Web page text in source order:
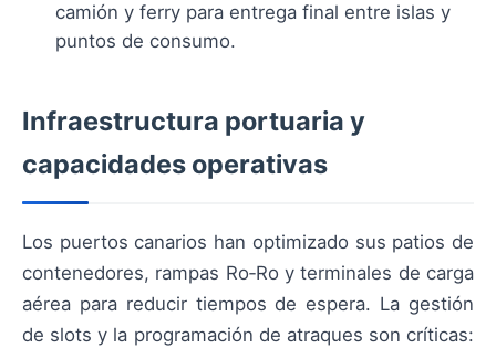
camión y ferry para entrega final entre islas y
puntos de consumo.
Infraestructura portuaria y
capacidades operativas
Los puertos canarios han optimizado sus patios de
contenedores, rampas Ro‑Ro y terminales de carga
aérea para reducir tiempos de espera. La gestión
de slots y la programación de atraques son críticas: